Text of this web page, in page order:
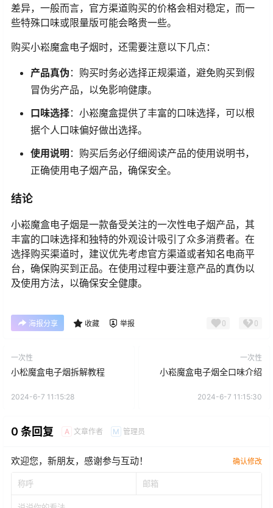
差异，一般而言，官方渠道购买的价格会相对稳定，而一
些特殊口味或限量版可能会略贵一些。
购买小崧魔盒电子烟时，还需要注意以下几点：
产品真伪 ：购买时务必选择正规渠道，避免购买到假
冒伪劣产品，以免影响健康。
口味选择：小崧魔盒提供了丰富的口味选择，可以根
据个人口味偏好做出选择。
使用说明 ：购买后务必仔细阅读产品的使用说明书，
正确使用电子烟产品，确保安全。
结论
小崧魔盒电子烟是一款备受关注的一次性电子烟产品，其
丰富的口味选择和独特的外观设计吸引了众多消费者。在
选择购买渠道时，建议优先考虑官方渠道或者知名电商平
台，确保购买到正品。在使用过程中要注意产品的真伪以
及使用方法，以确保安全健康。
海报分享 收藏 举报 0 0
一次性
小松魔盒电子烟拆解教程
2024-6-7 11:15:28
一次性
小崧魔盒电子烟全口味介绍
2024-6-7 11:15:30
0 条回复 A 文章作者 M 管理员
欢迎您，新朋友，感谢参与互动！ 确认修改